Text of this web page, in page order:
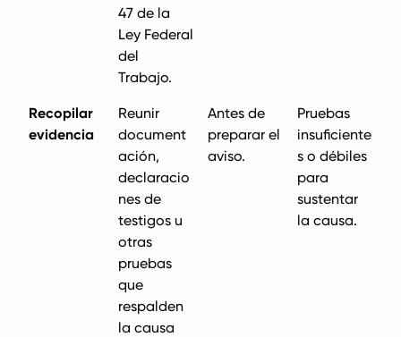
47 de la
Ley Federal
del
Trabajo.
Recopilar
evidencia
Reunir
document
ación,
declaracio
nes de
testigos u
otras
pruebas
que
respalden
la causa
Antes de
preparar el
aviso.
Pruebas
insuficiente
s o débiles
para
sustentar
la causa.